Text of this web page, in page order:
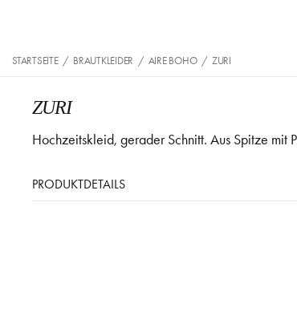
STARTSEITE / BRAUTKLEIDER / AIRE BOHO / ZURI
ZURI
Hochzeitskleid, gerader Schnitt. Aus Spitze mit
PRODUKTDETAILS